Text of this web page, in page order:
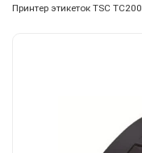
Принтер этикеток TSC TC200